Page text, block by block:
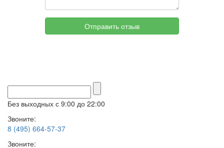
Отправить отзыв
Без выходных с 9:00 до 22:00
Звоните:
8 (495) 664-57-37
Звоните: